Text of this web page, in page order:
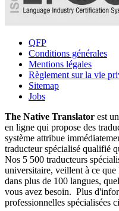
QFP
Conditions générales
Mentions légales
Règlement sur la vie
Sitemap
Jobs
The Native Translator est
en ligne qui propose des
système attribue
traducteur spécialisé qualifié
Nos 5 500 traducteurs
universitaire, veillent à ce
dans plus de 100 langues,
vous avez besoin. Plus
professionnelles spécialisées